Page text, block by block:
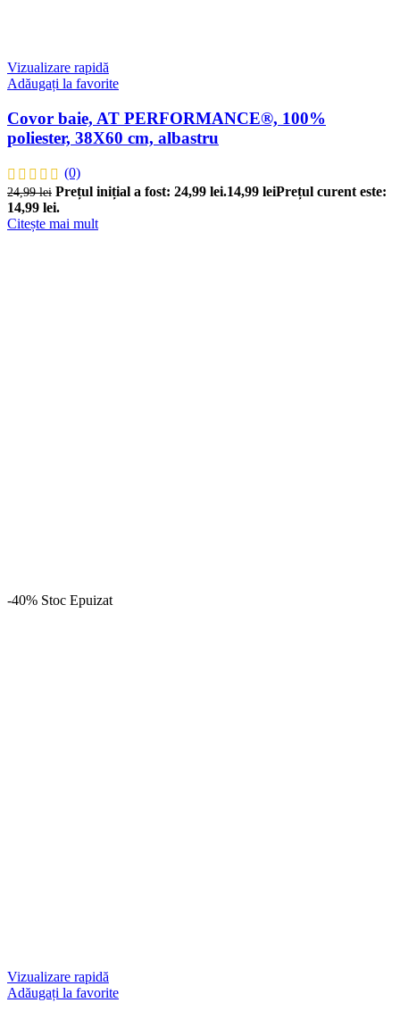
Vizualizare rapidă
Adăugați la favorite
Covor baie, AT PERFORMANCE®, 100%
poliester, 38X60 cm, albastru
(0)
24,99lei Prețul inițial a fost: 24,99 lei.14,99 leiPrețul curent este:
14,99 lei.
Citește mai mult
-40% Stoc Epuizat
Vizualizare rapidă
Adăugați la favorite